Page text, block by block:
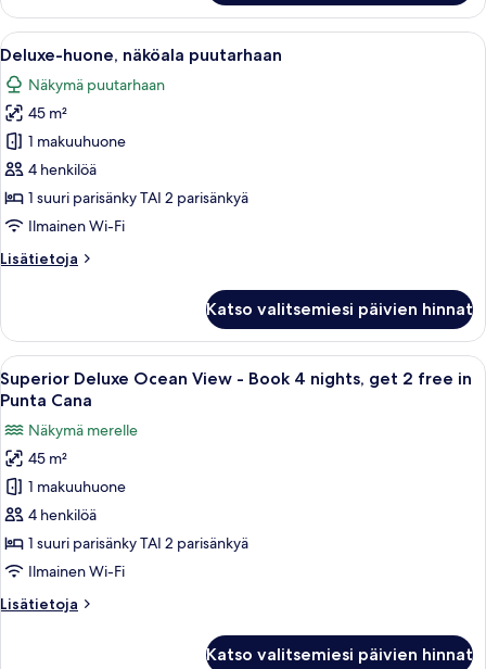
Garden
View
Avaa
kaikki
huonetyypin
Deluxe-
huone,
näköala
puutarhaan
kuvat
Hotellihuone, jossa on sänky,
5
Deluxe-huone, näköala puutarhaan
Näkymä puutarhaan
45 m²
1 makuuhuone
4 henkilöä
1 suuri parisänky TAI 2 parisänkyä
Ilmainen Wi-Fi
Lisätietoja
Lisätietoja
näköala
puutarhaan
Katso valitsemiesi päivien hinnat
Avaa
kaikki
Superior
Deluxe
Ocean
View
-
Book
nights,
Hotellihuone, jossa on sänky,
6
Superior Deluxe Ocean View - Book 4 nights, get 2 free in
Punta Cana
Näkymä merelle
45 m²
1 makuuhuone
4 henkilöä
1 suuri parisänky TAI 2 parisänkyä
Ilmainen Wi-Fi
Lisätietoja
Lisätietoja
Katso valitsemiesi päivien hinnat